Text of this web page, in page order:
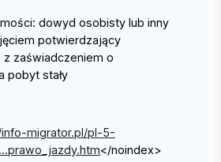
dowуd osobisty lub inny
potwierdzający
zaświadczeniem o
pobyt stały
migrator.pl/pl-5-
</noindex>